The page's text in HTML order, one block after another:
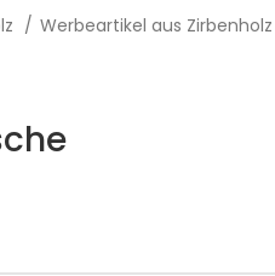
Werbeartikel aus Zirbenholz